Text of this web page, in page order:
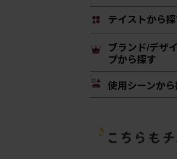
テイストから
ブランド/デザ
プから探す
使用シーンか